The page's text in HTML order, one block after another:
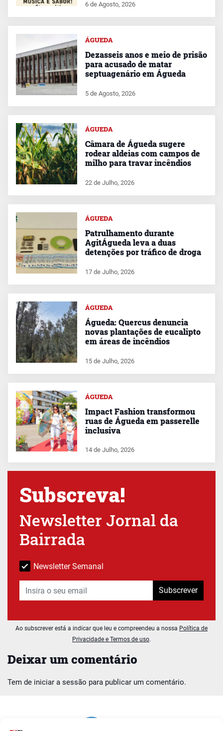
Deixar um comentário
Tem de iniciar a sessão para publicar um comentário.
6 de Agosto, 2026
ÁGUEDA
Dezasseis anos e meio de prisão
para acusado de matar
septuagenário em Águeda
5 de Agosto, 2026
ÁGUEDA
Câmara de Águeda sugere
rodear aldeias com campos de
milho para travar incêndios
22 de Julho, 2026
ÁGUEDA
Patrulhamento durante
AgitÁgueda leva a duas
detenções por tráfico de droga
17 de Julho, 2026
ÁGUEDA
Águeda: Quercus denuncia
novas plantações de eucalipto
em áreas de incêndios
15 de Julho, 2026
ÁGUEDA
Impact Fashion transformou
ruas de Águeda em passerelle
inclusiva
14 de Julho, 2026
Subscreva!
Newsletter Jornal da
Bairrada
Newsletter Semanal
Subscrever
Ao subscrever está a indicar que leu e compreendeu a nossa Política de
Privacidade e Termos de uso.